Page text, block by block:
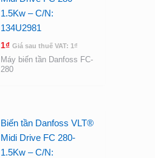
1.5Kw – C/N:
134U2981
1₫ Giá sau thuế VAT: 1 ₫
Máy biến tần Danfoss FC-
280
Biến tần Danfoss VLT®
Midi Drive FC 280-
1.5Kw – C/N: